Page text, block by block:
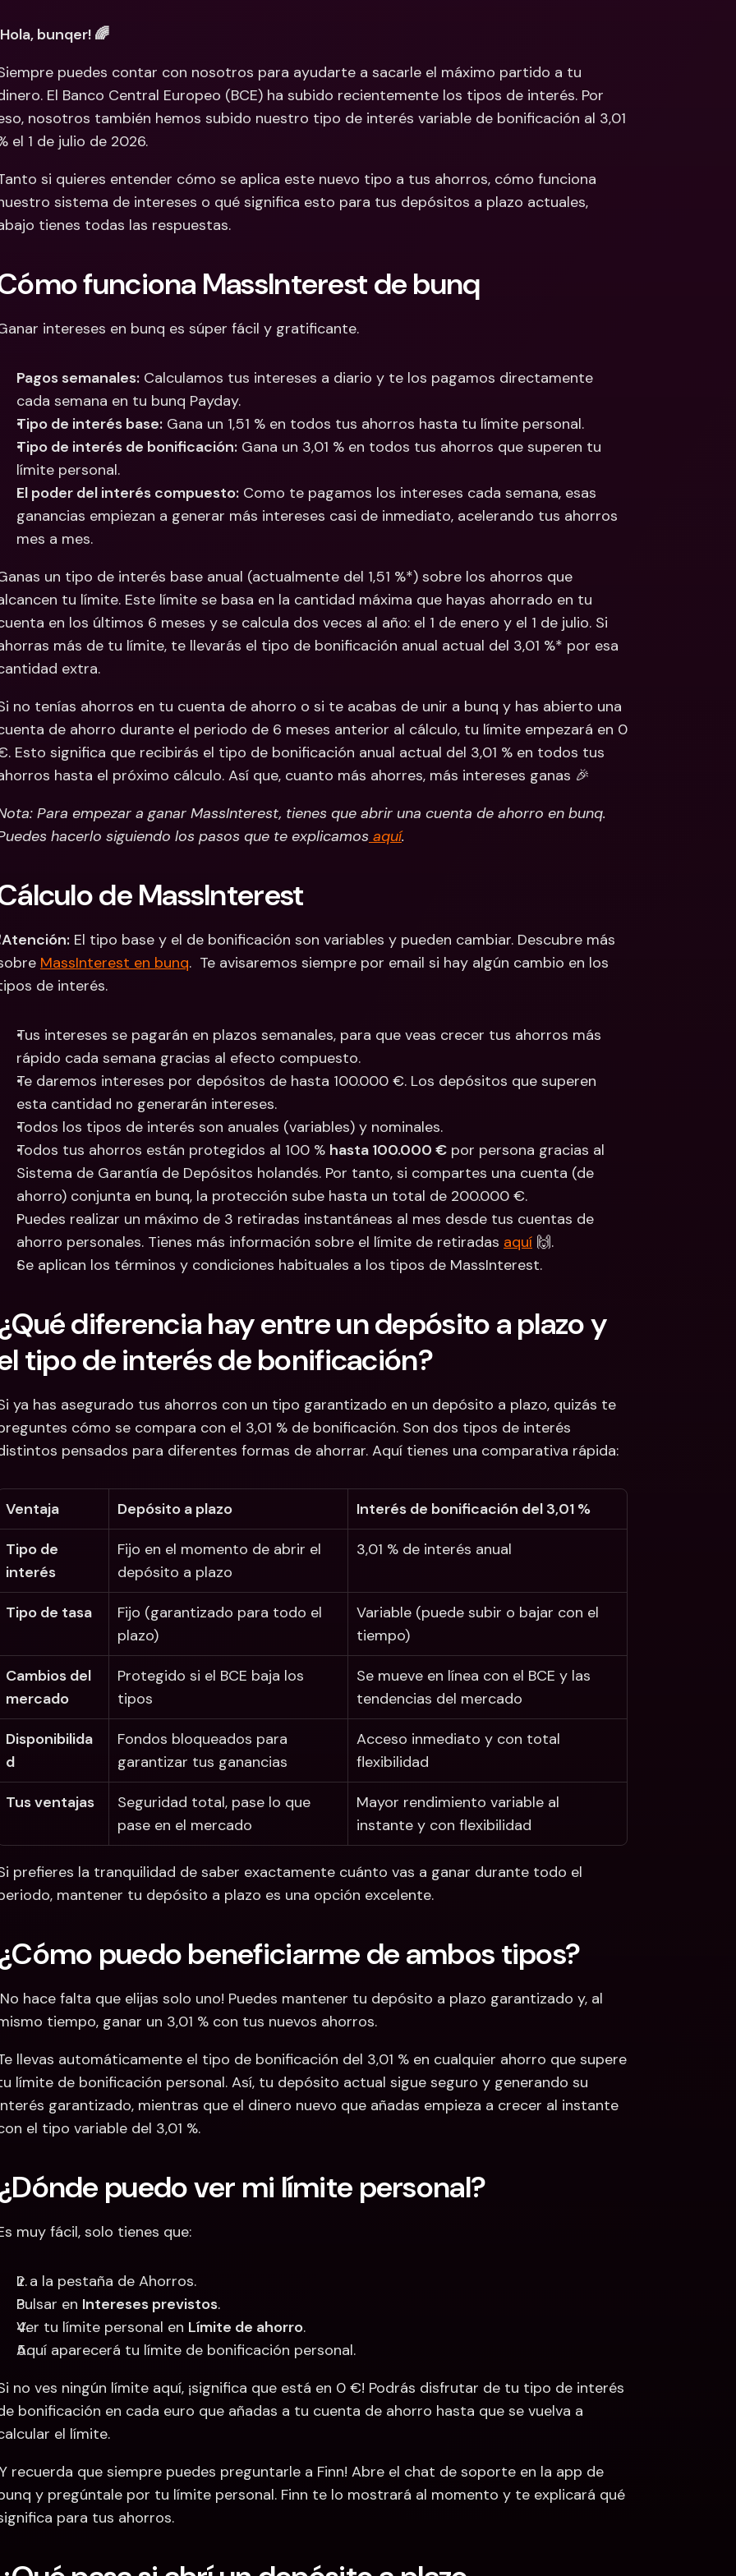
bunqer! 🌈
puedes contar con nosotros para ayudarte a sacarle el máximo partido a tu
El Banco Central Europeo (BCE) ha subido recientemente los tipos de interés. Por
nosotros también hemos subido nuestro tipo de interés variable de bonificación al 3,01
el 1 de julio de 2026.
si quieres entender cómo se aplica este nuevo tipo a tus ahorros, cómo funciona
sistema de intereses o qué significa esto para tus depósitos a plazo actuales,
tienes todas las respuestas.
funciona MassInterest de bunq
intereses en bunq es súper fácil y gratificante.
Pagos semanales: Calculamos tus intereses a diario y te los pagamos directamente
cada semana en tu bunq Payday.
Tipo de interés base: Gana un 1,51 % en todos tus ahorros hasta tu límite personal.
Tipo de interés de bonificación: Gana un 3,01 % en todos tus ahorros que superen tu
límite personal.
El poder del interés compuesto: Como te pagamos los intereses cada semana, esas
ganancias empiezan a generar más intereses casi de inmediato, acelerando tus ahorros
mes a mes.
un tipo de interés base anual (actualmente del 1,51 %*) sobre los ahorros que
tu límite. Este límite se basa en la cantidad máxima que hayas ahorrado en tu
en los últimos 6 meses y se calcula dos veces al año: el 1 de enero y el 1 de julio. Si
más de tu límite, te llevarás el tipo de bonificación anual actual del 3,01 %* por esa
extra.
no tenías ahorros en tu cuenta de ahorro o si te acabas de unir a bunq y has abierto una
de ahorro durante el periodo de 6 meses anterior al cálculo, tu límite empezará en 0
Esto significa que recibirás el tipo de bonificación anual actual del 3,01 % en todos tus
hasta el próximo cálculo. Así que, cuanto más ahorres, más intereses ganas 🎉
Para empezar a ganar MassInterest, tienes que abrir una cuenta de ahorro en bunq.
hacerlo siguiendo los pasos que te explicamos aquí.
de MassInterest
Atención: El tipo base y el de bonificación son variables y pueden cambiar. Descubre más
MassInterest en bunq.  Te avisaremos siempre por email si hay algún cambio en los
de interés.
Tus intereses se pagarán en plazos semanales, para que veas crecer tus ahorros más
rápido cada semana gracias al efecto compuesto.
Te daremos intereses por depósitos de hasta 100.000 €. Los depósitos que superen
esta cantidad no generarán intereses.
Todos los tipos de interés son anuales (variables) y nominales.
Todos tus ahorros están protegidos al 100 % hasta 100.000 € por persona gracias al
Sistema de Garantía de Depósitos holandés. Por tanto, si compartes una cuenta (de
ahorro) conjunta en bunq, la protección sube hasta un total de 200.000 €.
Puedes realizar un máximo de 3 retiradas instantáneas al mes desde tus cuentas de
ahorro personales. Tienes más información sobre el límite de retiradas aquí 🙌.
Se aplican los términos y condiciones habituales a los tipos de MassInterest.
diferencia hay entre un depósito a plazo y
tipo de interés de bonificación?
ya has asegurado tus ahorros con un tipo garantizado en un depósito a plazo, quizás te
cómo se compara con el 3,01 % de bonificación. Son dos tipos de interés
pensados para diferentes formas de ahorrar. Aquí tienes una comparativa rápida:
Ventaja Depósito a plazo Interés de bonificación del 3,01 %
Tipo de
interés
Fijo en el momento de abrir el
depósito a plazo
3,01 % de interés anual
Tipo de tasa
Fijo (garantizado para todo el
plazo)
Variable (puede subir o bajar con el
tiempo)
Cambios del
mercado
Protegido si el BCE baja los
tipos
Se mueve en línea con el BCE y las
tendencias del mercado
Disponibilida
d
Fondos bloqueados para
garantizar tus ganancias
Acceso inmediato y con total
flexibilidad
Tus ventajas
Seguridad total, pase lo que
pase en el mercado
Mayor rendimiento variable al
instante y con flexibilidad
prefieres la tranquilidad de saber exactamente cuánto vas a ganar durante todo el
mantener tu depósito a plazo es una opción excelente.
puedo beneficiarme de ambos tipos?
hace falta que elijas solo uno! Puedes mantener tu depósito a plazo garantizado y, al
tiempo, ganar un 3,01 % con tus nuevos ahorros.
llevas automáticamente el tipo de bonificación del 3,01 % en cualquier ahorro que supere
límite de bonificación personal. Así, tu depósito actual sigue seguro y generando su
garantizado, mientras que el dinero nuevo que añadas empieza a crecer al instante
el tipo variable del 3,01 %.
puedo ver mi límite personal?
muy fácil, solo tienes que:
Ir a la pestaña de Ahorros.
Pulsar en Intereses previstos.
Ver tu límite personal en Límite de ahorro.
Aquí aparecerá tu límite de bonificación personal.
no ves ningún límite aquí, ¡significa que está en 0 €! Podrás disfrutar de tu tipo de interés
bonificación en cada euro que añadas a tu cuenta de ahorro hasta que se vuelva a
el límite.
recuerda que siempre puedes preguntarle a Finn! Abre el chat de soporte en la app de
y pregúntale por tu límite personal. Finn te lo mostrará al momento y te explicará qué
para tus ahorros.